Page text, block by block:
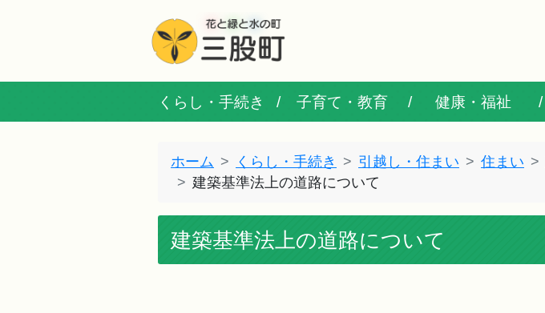
くらし・手続き 子育て・教育 健康・福祉
ホーム くらし・手続き 引越し・住まい 住まい
建築基準法上の道路について
建築基準法上の道路について